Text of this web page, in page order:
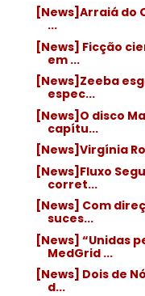
[News]Arraiá do
...
[News] Ficção
em ...
[News]Zeeba
espec...
[News]O disco
capítu...
[News]Virgínia
[News]Fluxo
corret...
[News] Com
suces...
[News] “Unidas
MedGrid ...
[News] Dois de
d...